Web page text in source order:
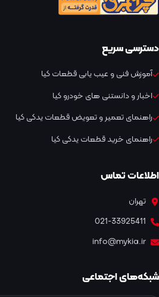
دسترسی سریع
آموزش فنی و عیب یابی قطعات کیا
اخبار و دانستنی های خودرو کیا
راهنمای تعمیر و تعویض قطعات یدکی کیا
راهنمای خرید قطعات یدکی کیا
اطلاعات تماس
تهران
021-33925411
info@mykia.ir
شبکه‌های اجتماعی